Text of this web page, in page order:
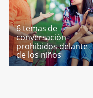
6 temas de
conversación
prohibidos delante
de los niños